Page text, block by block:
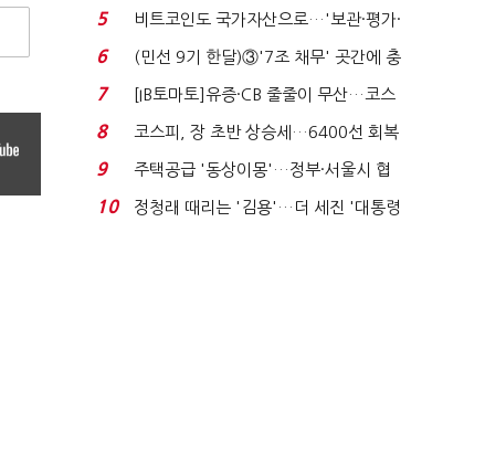
비 0.2% 감소...
5
비트코인도 국가자산으로…'보관·평가·
처분' 기준은 ...
6
(민선 9기 한달)③'7조 채무' 곳간에 충
격…추미애, 20년...
7
[IB토마토]유증·CB 줄줄이 무산…코스
닥 벌점 급증에 ...
8
코스피, 장 초반 상승세…6400선 회복
시도
9
주택공급 '동상이몽'…정부·서울시 협
력 없으면 '공수표'...
10
정청래 때리는 '김용'…더 세진 '대통령